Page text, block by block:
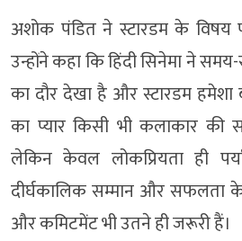
अशोक पंडित ने स्टारडम के विषय
उन्होंने कहा कि हिंदी सिनेमा ने
का दौर देखा है और स्टारडम हमेशा
का प्यार किसी भी कलाकार की
लेकिन केवल लोकप्रियता ही
दीर्घकालिक सम्मान और सफलता
और कमिटमेंट भी उतने ही जरूरी हैं।